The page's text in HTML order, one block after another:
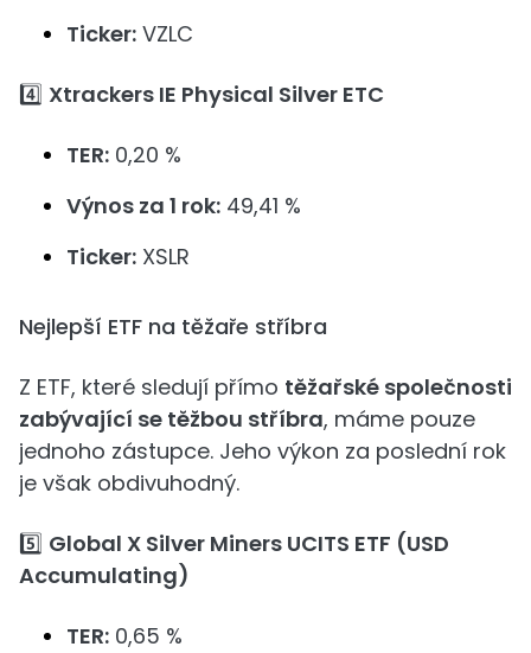
Ticker: VZLC
4️⃣ Xtrackers IE Physical Silver ETC
TER: 0,20 %
Výnos za 1 rok: 49,41 %
Ticker: XSLR
Nejlepší ETF na těžaře stříbra
Z ETF, které sledují přímo těžařské společnosti
zabývající se těžbou stříbra, máme pouze
jednoho zástupce. Jeho výkon za poslední rok
je však obdivuhodný.
5️⃣ Global X Silver Miners UCITS ETF (USD
Accumulating)
TER: 0,65 %